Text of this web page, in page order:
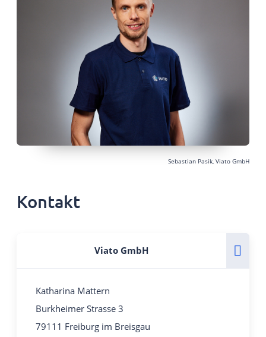
Sebastian Pasik, Viato GmbH
Kontakt
Viato GmbH
Katharina Mattern
Burkheimer Strasse 3
79111 Freiburg im Breisgau